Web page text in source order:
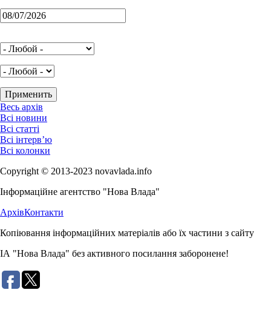
Весь архів
Всі новини
Всі статті
Всі інтерв’ю
Всі колонки
Copyright © 2013-2023 novavlada.info
Інформаційне агентство "Нова Влада"
АрхівКонтакти
Копіювання інформаційних матеріалів або їх частини з сайту
ІА "Нова Влада" без активного посилання заборонене!